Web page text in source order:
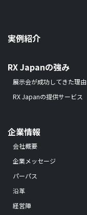
実例紹介
RX Japanの強み
展示会が成功してきた理由
RX Japanの提供サービス
企業情報
会社概要
企業メッセージ
パーパス
沿革
経営陣